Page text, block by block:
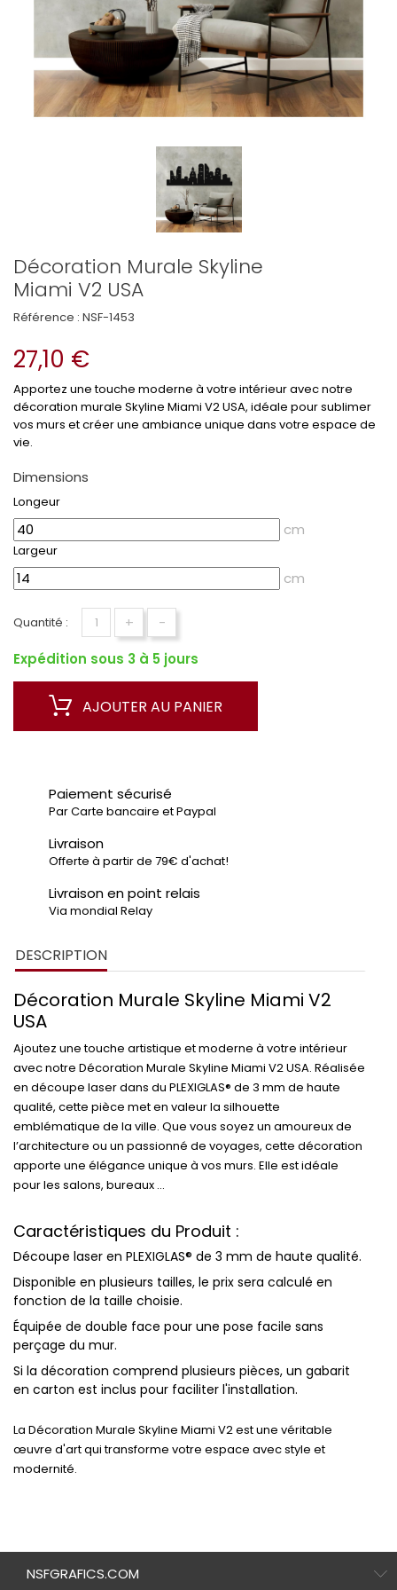
Décoration Murale Skyline
Miami V2 USA
Référence : NSF-1453
27,10 €
Apportez une touche moderne à votre intérieur avec notre
décoration murale Skyline Miami V2 USA, idéale pour sublimer
vos murs et créer une ambiance unique dans votre espace de
vie.
Dimensions
Longeur
cm
Largeur
cm
Quantité : +
-
Expédition sous 3 à 5 jours
AJOUTER AU PANIER
Paiement sécurisé
Par Carte bancaire et Paypal
Livraison
Offerte à partir de 79€ d'achat!
Livraison en point relais
Via mondial Relay
DESCRIPTION
Décoration Murale Skyline Miami V2
USA
Ajoutez une touche artistique et moderne à votre intérieur
avec notre Décoration Murale Skyline Miami V2 USA. Réalisée
en découpe laserdans du PLEXIGLAS® de 3 mm de haute
qualité, cette pièce met en valeur la silhouette
emblématique de la ville. Que vous soyez un amoureux de
l’architecture ou un passionné de voyages, cette décoration
apporte une élégance unique à vos murs. Elle est idéale
pour les salons, bureaux ...
Caractéristiques du Produit :
Découpe laser en PLEXIGLAS® de 3 mm de haute qualité.
Disponible en plusieurs tailles, le prix sera calculé en
fonction de la taille choisie.
Équipée de double face pour une pose facile sans
perçage du mur.
Si la décoration comprend plusieurs pièces, un gabarit
en carton est inclus pour faciliter l'installation.
La Décoration Murale Skyline Miami V2est une véritable
œuvre d'art qui transforme votre espace avec style et
modernité.
NSFGRAFICS.COM